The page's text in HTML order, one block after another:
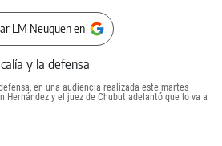
LM Neuquen en
en una audiencia realizada este martes
Hernández y el juez de Chubut adelantó que lo va a